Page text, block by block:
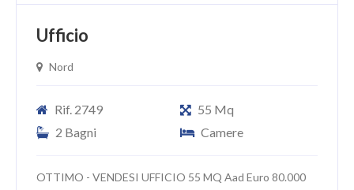
Ufficio
Nord
Rif. 2749
55 Mq
2 Bagni
Camere
OTTIMO - VENDESI UFFICIO 55 MQ Aad Euro 80.000